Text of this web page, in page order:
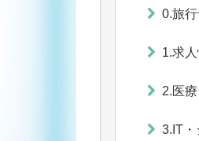
0.旅
1.求
2.医
3.IT・